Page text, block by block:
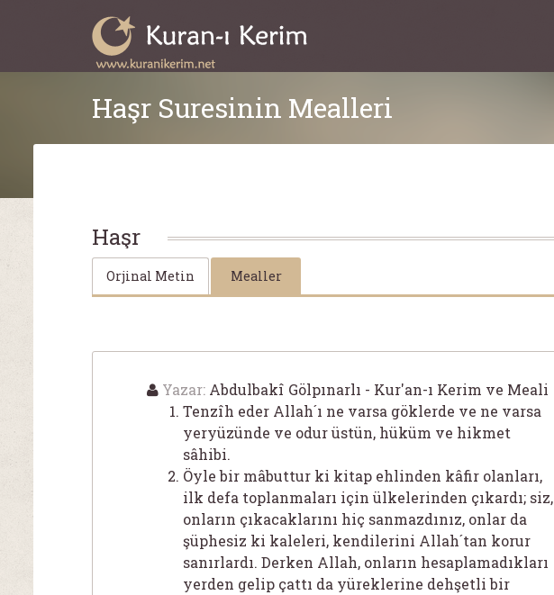
Haşr Suresinin Mealleri
Haşr
Orjinal Metin Mealler
Yazar: Abdulbakî Gölpınarlı - Kur'an-ı Kerim ve Meali
Tenzîh eder Allah´ı ne varsa göklerde ve ne varsa
yeryüzünde ve odur üstün, hüküm ve hikmet
sâhibi.
Öyle bir mâbuttur ki kitap ehlinden kâfir olanları,
ilk defa toplanmaları için ülkelerinden çıkardı; siz,
onların çıkacaklarını hiç sanmazdınız, onlar da
şüphesiz ki kaleleri, kendilerini Allah´tan korur
sanırlardı. Derken Allah, onların hesaplamadıkları
yerden gelip çattı da yüreklerine dehşetli bir